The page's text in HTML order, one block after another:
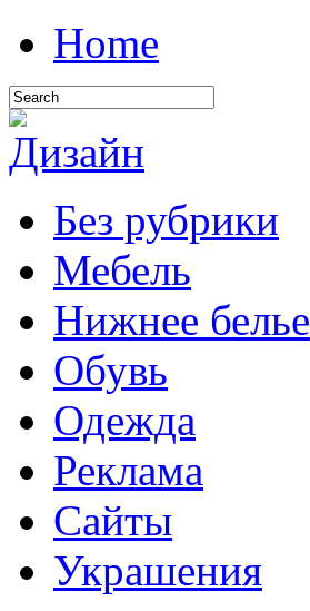
Home
Без рубрики
Мебель
Нижнее белье
Обувь
Одежда
Реклама
Сайты
Украшения